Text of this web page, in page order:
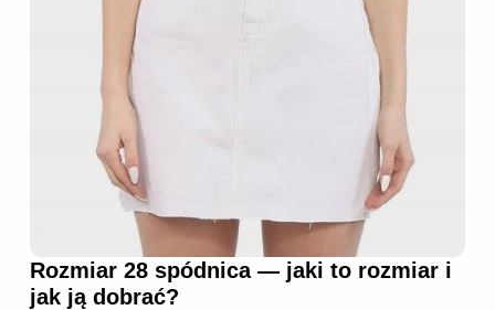
Rozmiar 28 spódnica — jaki to rozmiar i
jak ją dobrać?